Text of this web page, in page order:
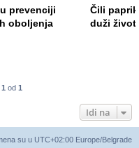
prevenciji
oboljenja
Čili
duži
1 od 1
Idi na
su u UTC+02:00 Europe/Belgrade